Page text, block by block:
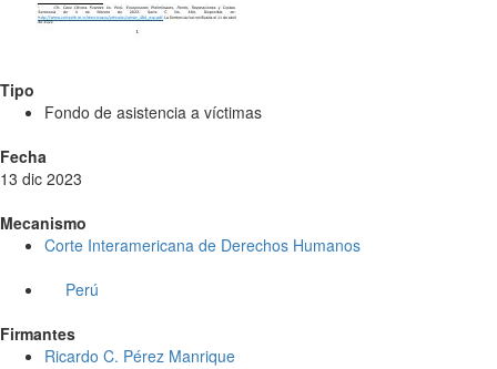
Tipo
Fondo de asistencia a víctimas
Fecha
13 dic 2023
Mecanismo
Corte Interamericana de Derechos Humanos
Perú
Firmantes
Ricardo C. Pérez Manrique